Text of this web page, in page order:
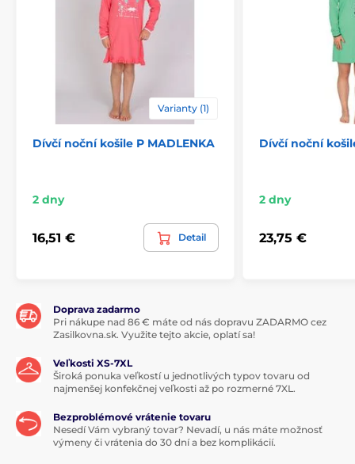
Varianty (1)
Dívčí noční košile P MADLENKA
2 dny
16,51 € Detail
Dívčí noční
2 dny
23,75 €
Doprava zadarmo
Pri nákupe nad 86 € máte od nás dopravu ZADARMO cez
Zasilkovna.sk. Využite tejto akcie, oplatí sa!
Veľkosti XS-7XL
Široká ponuka veľkostí u jednotlivých typov tovaru od
najmenšej konfekčnej veľkosti až po rozmerné 7XL.
Bezproblémové vrátenie tovaru
Nesedí Vám vybraný tovar? Nevadí, u nás máte možnosť
výmeny či vrátenia do 30 dní a bez komplikácií.